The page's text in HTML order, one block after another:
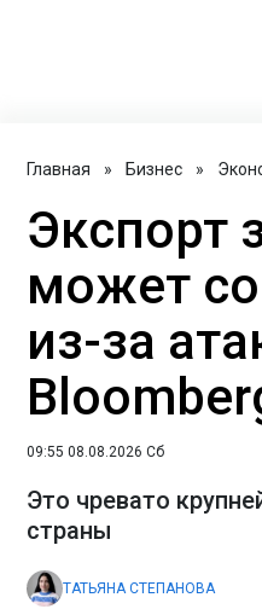
Главная » Бизнес »
Экспорт
может
из-за
09:55 08.08.2026 Сб
Это чревато
страны
ТАТЬЯНА СТЕПАНОВА